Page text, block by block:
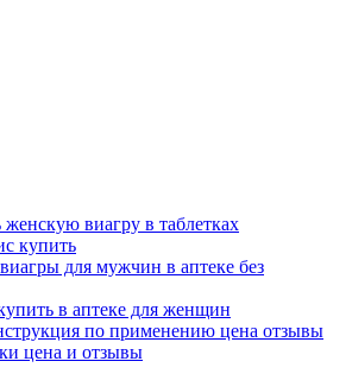
виагру в таблетках
купить
для мужчин в аптеке без
в аптеке для женщин
по применению цена отзывы
цена и отзывы